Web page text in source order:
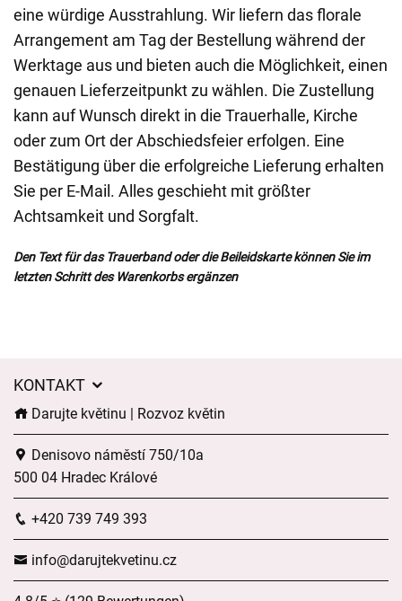
eine würdige Ausstrahlung. Wir liefern das florale
Arrangement am Tag der Bestellung während der
Werktage aus und bieten auch die Möglichkeit, einen
genauen Lieferzeitpunkt zu wählen. Die Zustellung
kann auf Wunsch direkt in die Trauerhalle, Kirche
oder zum Ort der Abschiedsfeier erfolgen. Eine
Bestätigung über die erfolgreiche Lieferung erhalten
Sie per E-Mail. Alles geschieht mit größter
Achtsamkeit und Sorgfalt.
Den Text für das Trauerband oder die Beileidskarte können Sie im
letzten Schritt des Warenkorbs ergänzen
KONTAKT
Darujte květinu | Rozvoz květin
Denisovo náměstí 750/10a
500 04 Hradec Králové
+420 739 749 393
info@darujtekvetinu.cz